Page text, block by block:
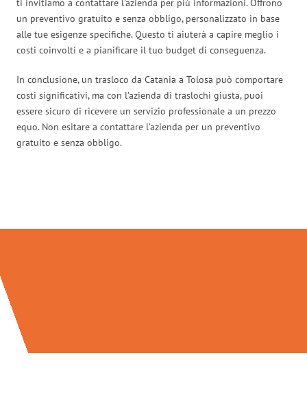
ti invitiamo a contattare l’azienda per più informazioni. Offrono
un preventivo gratuito e senza obbligo, personalizzato in base
alle tue esigenze specifiche. Questo ti aiuterà a capire meglio i
costi coinvolti e a pianificare il tuo budget di conseguenza.
In conclusione, un trasloco da Catania a Tolosa può comportare
costi significativi, ma con l’azienda di traslochi giusta, puoi
essere sicuro di ricevere un servizio professionale a un prezzo
equo. Non esitare a contattare l’azienda per un preventivo
gratuito e senza obbligo.